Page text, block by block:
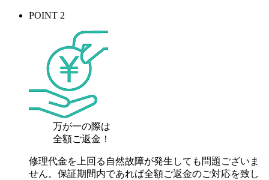
POINT 2
万が一の際は
全額ご返金！
修理代金を上回る自然故障が発生しても問題ございま
せん。保証期間内であれば全額ご返金のご対応を致し